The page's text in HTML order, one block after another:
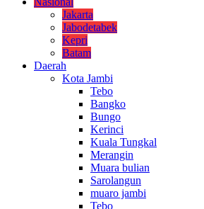
Jakarta
Jabodetabek
Kepri
Batam
Daerah
Kota Jambi
Tebo
Bangko
Bungo
Kerinci
Kuala Tungkal
Merangin
Muara bulian
Sarolangun
muaro jambi
Tebo